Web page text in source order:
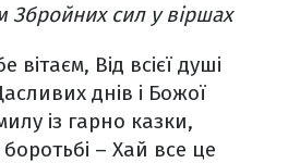
Збройних сил у віршах
вітаєм, Від всієї душі
днів і Божої
із гарно казки,
– Хай все це